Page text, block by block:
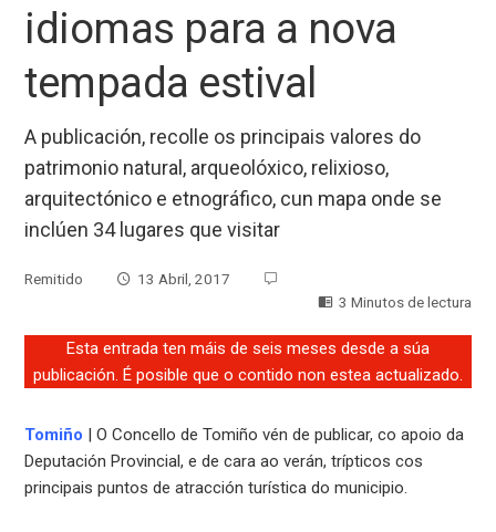
idiomas para a nova
tempada estival
A publicación, recolle os principais valores do
patrimonio natural, arqueolóxico, relixioso,
arquitectónico e etnográfico, cun mapa onde se
inclúen 34 lugares que visitar
Remitido
13 Abril, 2017
3 Minutos de lectura
Esta entrada ten máis de seis meses desde a súa
publicación. É posible que o contido non estea actualizado.
Tomiño | O Concello de Tomiño vén de publicar, co apoio da
Deputación Provincial, e de cara ao verán, trípticos cos
principais puntos de atracción turística do municipio.